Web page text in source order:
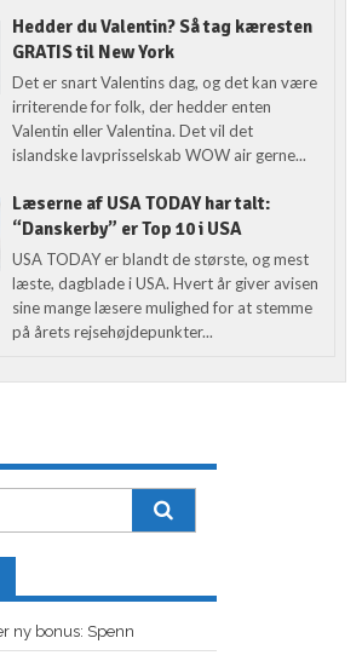
Hedder du Valentin? Så tag kæresten
GRATIS til New York
Det er snart Valentins dag, og det kan være
irriterende for folk, der hedder enten
Valentin eller Valentina. Det vil det
islandske lavprisselskab WOW air gerne...
Læserne af USA TODAY har talt:
“Danskerby” er Top 10 i USA
USA TODAY er blandt de største, og mest
læste, dagblade i USA. Hvert år giver avisen
sine mange læsere mulighed for at stemme
på årets rejsehøjdepunkter...
ny bonus: Spenn